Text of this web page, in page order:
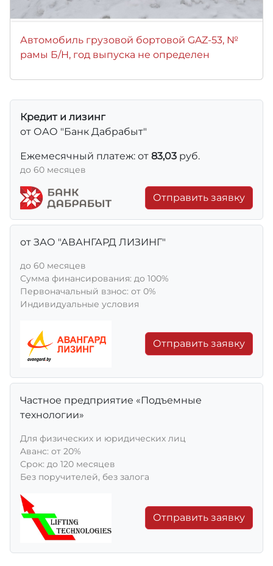
Автомобиль грузовой бортовой GAZ-53, №
рамы Б/Н, год выпуска не определен
Кредит и лизинг
от ОАО "Банк Дабрабыт"
Ежемесячный платеж: от 83,03 руб.
до 60 месяцев
Отправить заявку
от ЗАО "АВАНГАРД ЛИЗИНГ"
до 60 месяцев
Сумма финансирования: до 100%
Первоначальный взнос: от 0%
Индивидуальные условия
Отправить заявку
Частное предприятие «Подъемные
технологии»
Для физических и юридических лиц
Aванс: от 20%
Срок: до 120 месяцев
Без поручителей, без залога
Отправить заявку